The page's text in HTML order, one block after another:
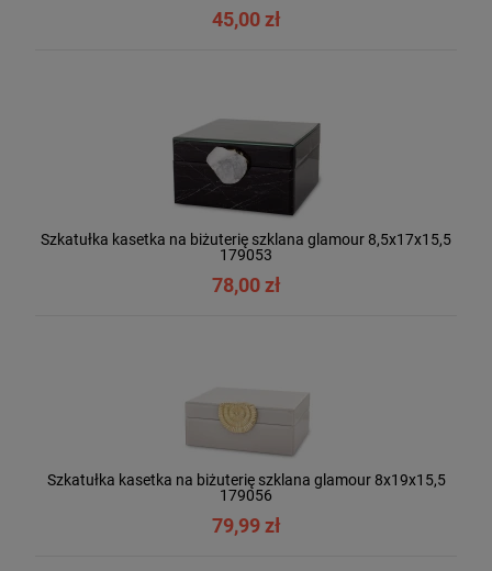
45,00 zł
Szkatułka kasetka na biżuterię szklana glamour 8,5x17x15,5
179053
78,00 zł
Szkatułka kasetka na biżuterię szklana glamour 8x19x15,5
179056
79,99 zł